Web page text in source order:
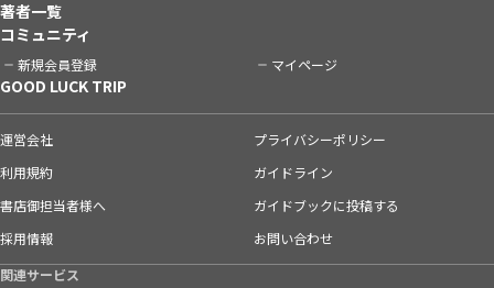
著者一覧
コミュニティ
新規会員登録 マイページ
GOOD LUCK TRIP
運営会社
プライバシーポリシー
利用規約
ガイドライン
書店御担当者様へ
ガイドブックに投稿する
採用情報
お問い合わせ
関連サービス